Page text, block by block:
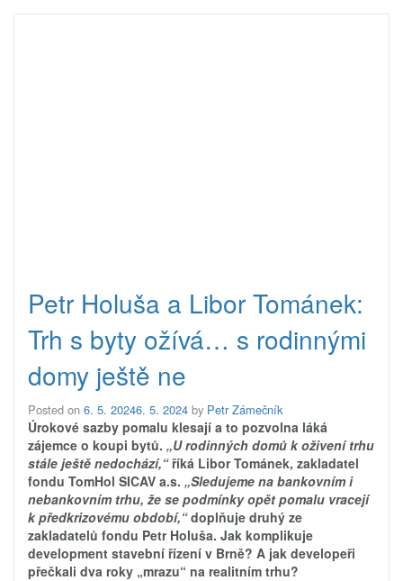
Petr Holuša a Libor Tománek:
Trh s byty ožívá… s rodinnými
domy ještě ne
Posted on 6. 5. 20246. 5. 2024 by Petr Zámečník
Úrokové sazby pomalu klesají a to pozvolna láká
zájemce o koupi bytů. „U rodinných domů k oživení trhu
stále ještě nedochází,“říká Libor Tománek, zakladatel
fondu TomHol SICAV a.s. „Sledujeme na bankovním i
nebankovním trhu, že se podmínky opět pomalu vracejí
k předkrizovému období,“doplňuje druhý ze
zakladatelů fondu Petr Holuša. Jak komplikuje
development stavební řízení v Brně? A jak developeři
přečkali dva roky „mrazu“ na realitním trhu?